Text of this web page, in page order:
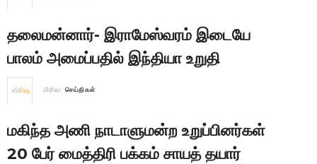
தலைமன்னார்- இராமேஸ்வரம் இடையே
பாலம் அமைப்பதில் இந்தியா உறுதி
விரிவு பிரிவு: செய்திகள்
மகிந்த அணி நாடாளுமன்ற உறுப்பினர்கள்
20 பேர் மைத்திரி பக்கம் சாயத் தயார்